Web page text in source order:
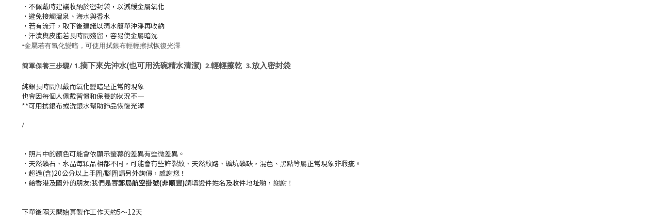
• 不佩戴時建議收納於密封袋，以減緩金屬氧化
•避免接觸溫泉、海水與香水
•若有流汗，取下後建議以清水簡單沖淨再收納
•汗漬與皮脂若長時間殘留，容易使金屬暗沈
•金屬若有氧化變暗，可使用拭銀布輕輕擦拭恢復光澤
簡單保養三步驟/ 1.摘下來先沖水(也可用洗碗精水清潔) 2.輕輕擦乾 3.放入密封袋
純銀長時間佩戴而氧化變暗是正常的現象
也會因每個人佩戴習慣和保養的狀況不一
**可用拭銀布或洗銀水幫助飾品恢復光澤
/
•照片中的顏色可能會依顯示螢幕的差異有些微差異。
•天然礦石、水晶每顆品相都不同，可能會有些許裂紋、天然紋路、礦坑礦缺，混色、黑點等屬正常現象非瑕疵。
•超過(含)20公分以上手圍/腳圍請另外詢價，感謝您！
•給香港及國外的朋友:我們是寄郵局航空掛號(非順豐)請填證件姓名及收件地址喲，謝謝！
下單後隔天開始算製作工作天約5～12天